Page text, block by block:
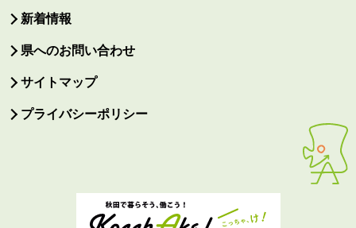
新着情報
県へのお問い合わせ
サイトマップ
プライバシーポリシー